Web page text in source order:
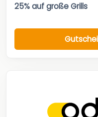
25% auf große Grills